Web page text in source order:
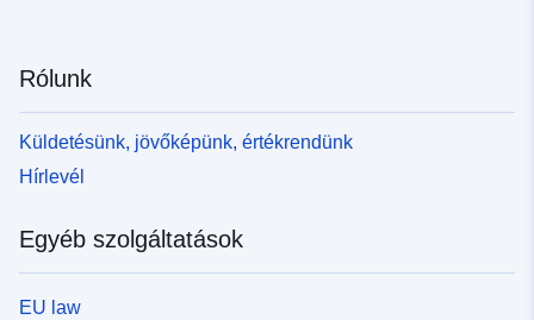
Rólunk
Küldetésünk, jövőképünk, értékrendünk
Hírlevél
Egyéb szolgáltatások
EU law